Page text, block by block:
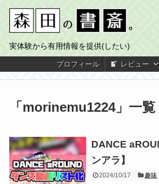
実体験から有用情報を提供(したい)
プロフィール レビュー
「 morinemu1224」 一覧
DANCE
ンアラ】
2024/10/17 趣味